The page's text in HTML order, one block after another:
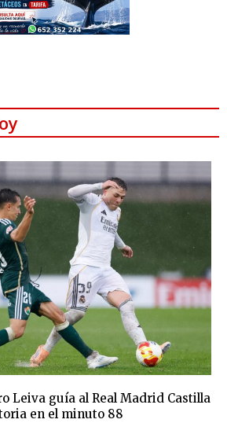
Leiva guía al Real Madrid Castilla
en el minuto 88